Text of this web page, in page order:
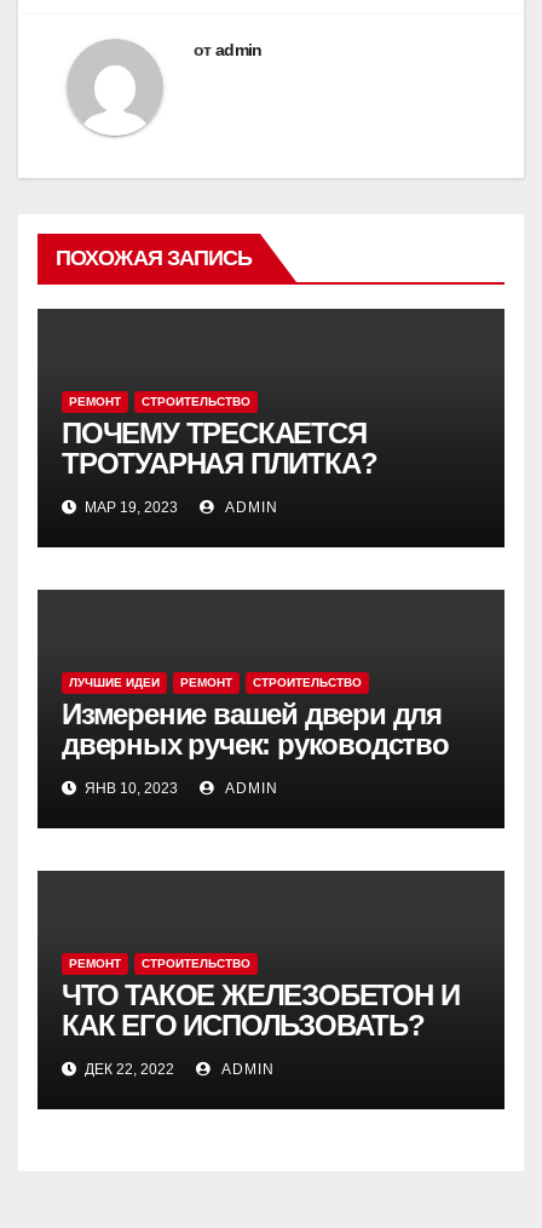
отadmin
ПОХОЖАЯ ЗАПИСЬ
РЕМОНТ СТРОИТЕЛЬСТВО
ПОЧЕМУ ТРЕСКАЕТСЯ
ТРОТУАРНАЯ ПЛИТКА?
МАР 19, 2023 ADMIN
ЛУЧШИЕ ИДЕИ РЕМОНТ СТРОИТЕЛЬСТВО
Измерение вашей двери для
дверных ручек: руководство
ЯНВ 10, 2023 ADMIN
РЕМОНТ СТРОИТЕЛЬСТВО
ЧТО ТАКОЕ ЖЕЛЕЗОБЕТОН И
КАК ЕГО ИСПОЛЬЗОВАТЬ?
ДЕК 22, 2022 ADMIN